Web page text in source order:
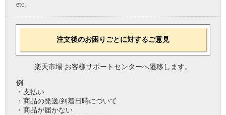
etc.
注文後のお困りごとに対するご意見
楽天市場 お客様サポートセンターへ遷移します。
例
・支払い
・商品の発送/到着日時について
・商品が届かない